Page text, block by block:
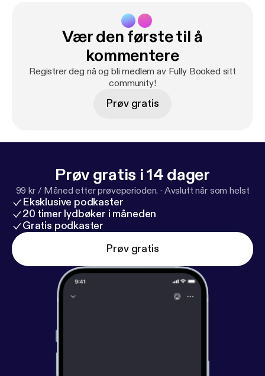
Vær den første til å
kommentere
Registrer deg nå og bli medlem av Fully Booked sitt
community!
Prøv gratis
Prøv gratis i 14 dager
99 kr / Måned etter prøveperioden. · Avslutt når som helst
Eksklusive podkaster
20 timer lydbøker i måneden
Gratis podkaster
Prøv gratis